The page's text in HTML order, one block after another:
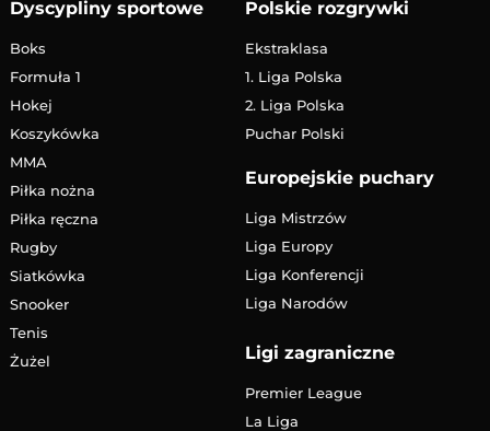
Dyscypliny sportowe
Boks
Formuła 1
Hokej
Koszykówka
MMA
Piłka nożna
Piłka ręczna
Rugby
Siatkówka
Snooker
Tenis
Żużel
Polskie rozgrywki
Ekstraklasa
1. Liga Polska
2. Liga Polska
Puchar Polski
Europejskie puchary
Liga Mistrzów
Liga Europy
Liga Konferencji
Liga Narodów
Ligi zagraniczne
Premier League
La Liga